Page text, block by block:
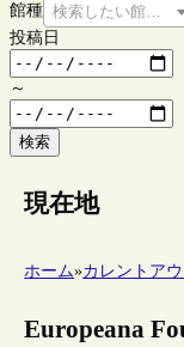
館種 検索したい館種を
投稿日
～
検索
現在地
ホーム»カレントア
Europeana